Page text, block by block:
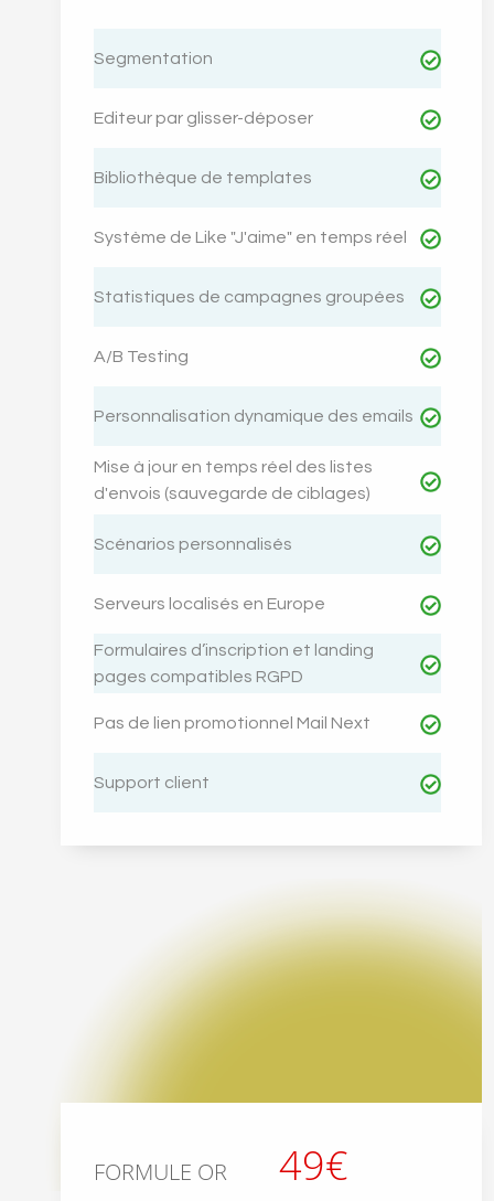
Segmentation
Editeur par glisser-déposer
Bibliothèque de templates
Système de Like "J'aime" en temps réel
Statistiques de campagnes groupées
A/B Testing
Personnalisation dynamique des emails
Mise à jour en temps réel des listes
d'envois (sauvegarde de ciblages)
Scénarios personnalisés
Serveurs localisés en Europe
Formulaires d’inscription et landing
pages compatibles RGPD
Pas de lien promotionnel Mail Next
Support client
FORMULE OR 49€